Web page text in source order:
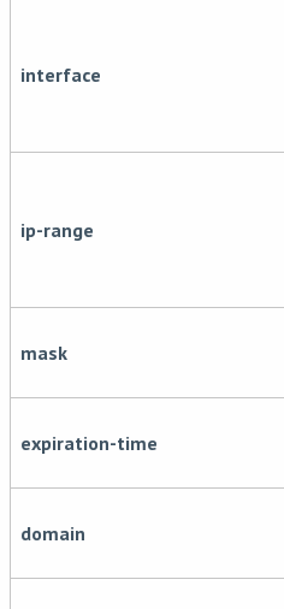
interface
ip-range
mask
expiration-time
domain